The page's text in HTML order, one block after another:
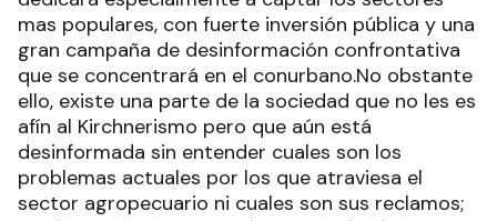
mas populares, con fuerte inversión pública y una
gran campaña de desinformación confrontativa
que se concentrará en el conurbano.No obstante
ello, existe una parte de la sociedad que no les es
afín al Kirchnerismo pero que aún está
desinformada sin entender cuales son los
problemas actuales por los que atraviesa el
sector agropecuario ni cuales son sus reclamos;